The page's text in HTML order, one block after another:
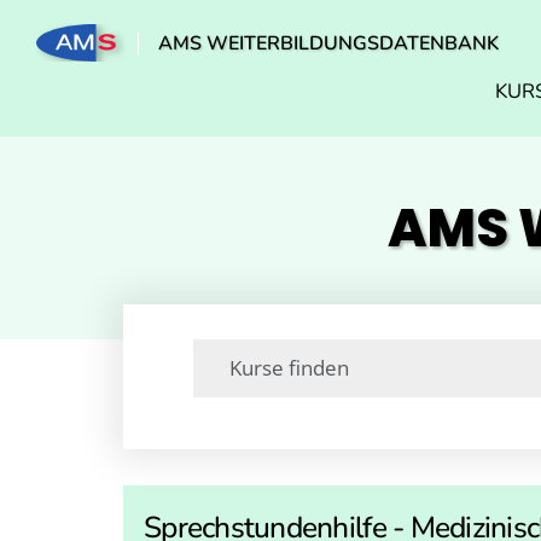
AMS WEITERBILDUNGSDATENBANK
AMS
Sprechstundenhilfe -